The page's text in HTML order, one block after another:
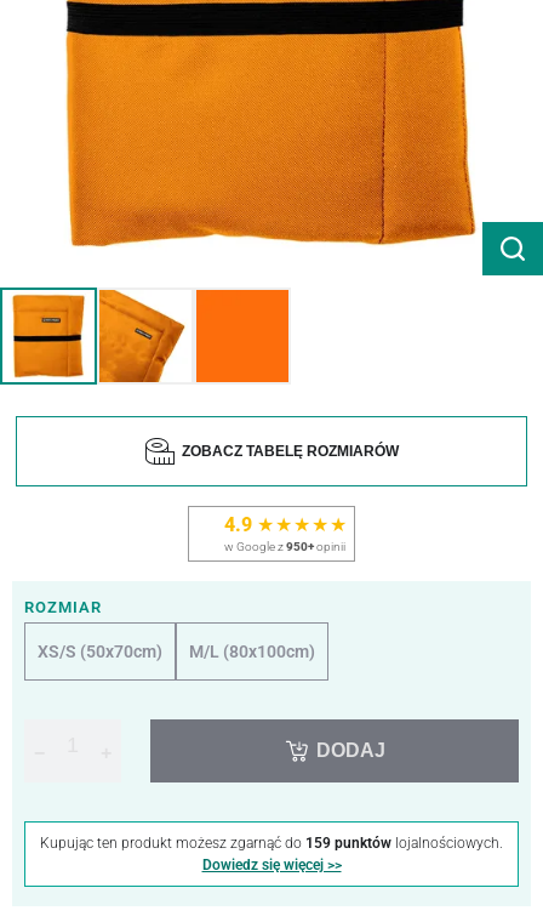
ZOBACZ TABELĘ ROZMIARÓW
4.9 ★★★★★
w Google z950+opinii
ROZMIAR
XS/S (50x70cm) M/L (80x100cm)
DODAJ
Kupując ten produkt możesz zgarnąć do 159 punktów lojalnościowych.
Dowiedz się więcej >>